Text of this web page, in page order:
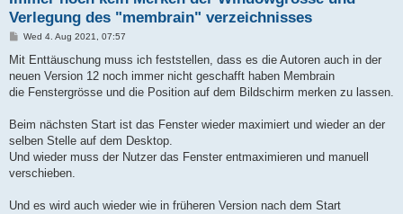
Verlegung des "membrain" verzeichnisses
P
s
Wed 4. Aug 2021, 07:57
Mit Enttäuschung muss ich feststellen, dass es die Autoren auch in der
neuen Version 12 noch immer nicht geschafft haben Membrain
die Fenstergrösse und die Position auf dem Bildschirm merken zu lassen.
Beim nächsten Start ist das Fenster wieder maximiert und wieder an der
selben Stelle auf dem Desktop.
Und wieder muss der Nutzer das Fenster entmaximieren und manuell
verschieben.
Und es wird auch wieder wie in früheren Version nach dem Start